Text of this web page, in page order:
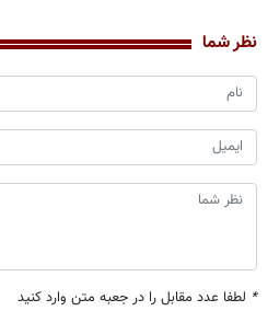
نظر شما
* لطفا عدد مقابل را در جعبه متن وارد کنید